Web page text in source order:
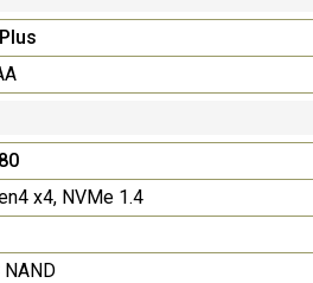
Liên hệ
để nhận báo giá tốt
D19-10 18.5"...
2.150.000₫
SAMSUNG QH65R 65 I...
x4, NVMe 1.4
NAND